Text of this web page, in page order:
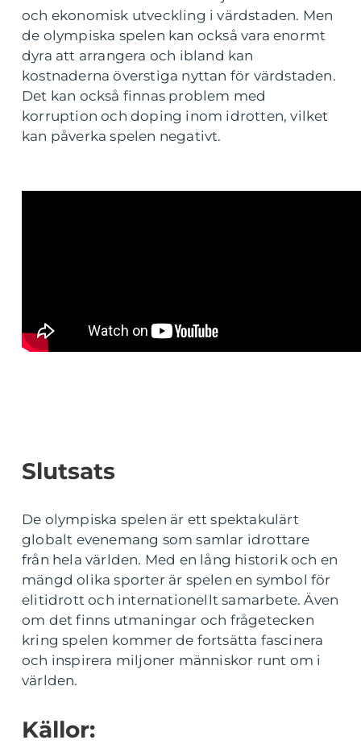
och ekonomisk utveckling i värdstaden. Men
de olympiska spelen kan också vara enormt
dyra att arrangera och ibland kan
kostnaderna överstiga nyttan för värdstaden.
Det kan också finnas problem med
korruption och doping inom idrotten, vilket
kan påverka spelen negativt.
Slutsats
De olympiska spelen är ett spektakulärt
globalt evenemang som samlar idrottare
från hela världen. Med en lång historik och en
mängd olika sporter är spelen en symbol för
elitidrott och internationellt samarbete. Även
om det finns utmaningar och frågetecken
kring spelen kommer de fortsätta fascinera
och inspirera miljoner människor runt om i
världen.
Källor: